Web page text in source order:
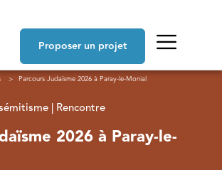
Proposer un projet
Parcours Judaïsme 2026 à Paray-le-Monial
| Rencontre
2026 à Paray-le-